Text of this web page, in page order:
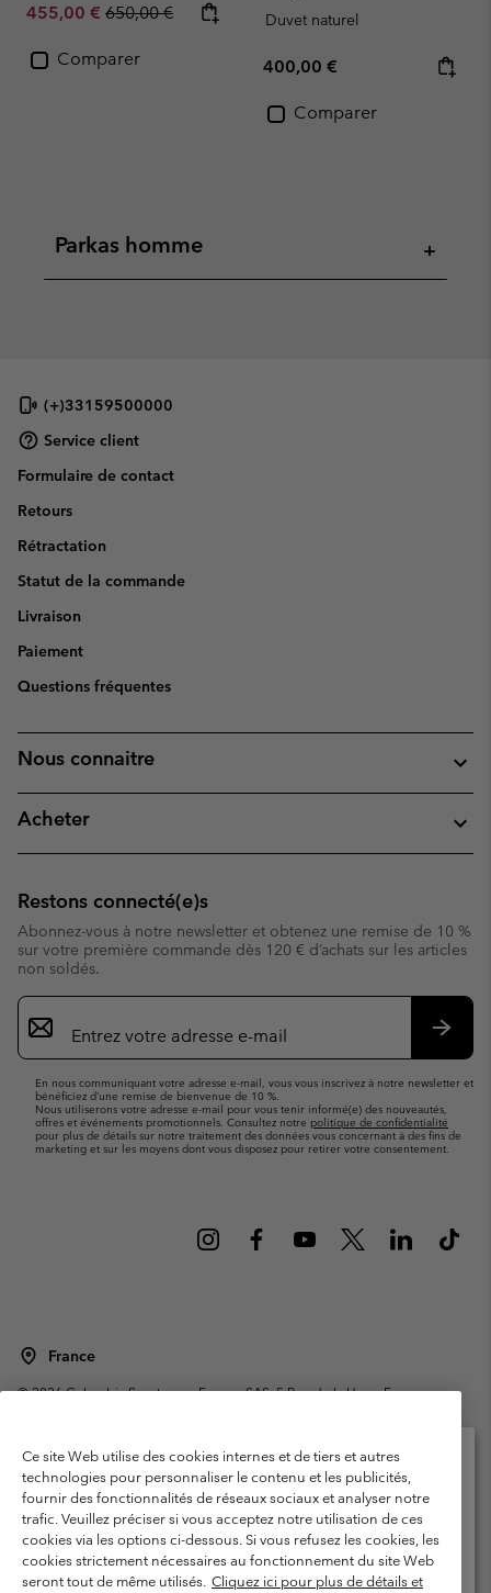
Sale price:
455,00 € Regular price:
650,00 €
Comparer
Duvet naturel
Regular price:
400,00 €
Comparer
Parkas homme +
(+)33159500000
Service client
Formulaire de contact
Retours
Rétractation
Statut de la commande
Livraison
Paiement
Questions fréquentes
Nous connaitre
Acheter
Restons connecté(e)s
Abonnez-vous à notre newsletter et obtenez une remise de 10 %
sur votre première commande dès 120 € d’achats sur les articles
non soldés.
Inscription
par
e-
En nous communiquant votre adresse e-mail, vous vous inscrivez à notre newsletter et
bénéficiez d’une remise de bienvenue de 10 %.
Nous utiliserons votre adresse e-mail pour vous tenir informé(e) des nouveautés,
offres et événements promotionnels. Consultez notre politique de confidentialité
pour plus de détails sur notre traitement des données vous concernant à des fins de
marketing et sur les moyens dont vous disposez pour retirer votre consentement.
France
©2026Columbia Sportswear Europe SAS. 5 Rue de la Haye, Espace
Garanties Légales
Politique de confidentialité
Conditions d'utilisation - Membres
Conditions D'utilisation - Contenu généré par l'utilisateur
Impressum
Cookies
Public CBCR
Ce site Web utilise des cookies internes et de tiers et autres
technologies pour personnaliser le contenu et les publicités,
fournir des fonctionnalités de réseaux sociaux et analyser notre
trafic. Veuillez préciser si vous acceptez notre utilisation de ces
cookies via les options ci-dessous. Si vous refusez les cookies, les
cookies strictement nécessaires au fonctionnement du site Web
seront tout de même utilisés. Cliquez ici pour plus de détails et
Veuillez sélectionner votre pays d’expédition et
votre langue
Achats en ligne disponibles